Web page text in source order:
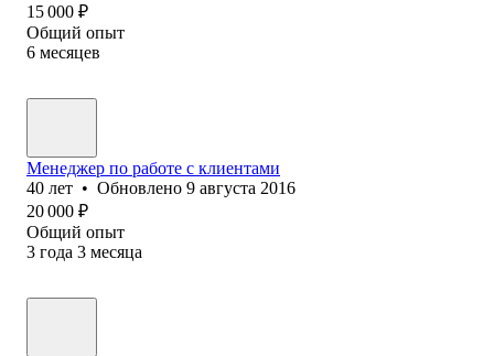
15 000 ₽
Общий опыт
6 месяцев
Менеджер по работе с клиентами
40 лет • Обновлено 9 августа 2016
20 000 ₽
Общий опыт
3 года 3 месяца